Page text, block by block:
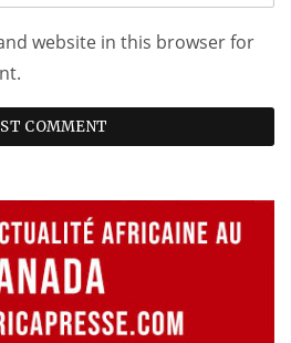
website in this browser for